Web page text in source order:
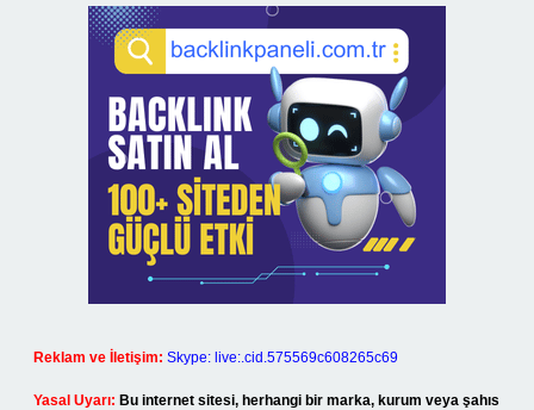
Reklam ve İletişim: Skype: live:.cid.575569c608265c69
Yasal Uyarı: Bu internet sitesi, herhangi bir marka, kurum veya şahıs